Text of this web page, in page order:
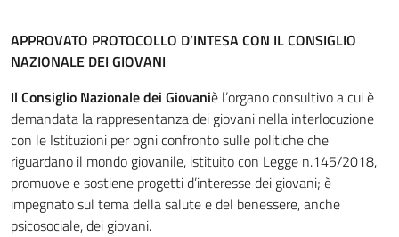
APPROVATO PROTOCOLLO D’INTESA CON IL CONSIGLIO
NAZIONALE DEI GIOVANI
Il Consiglio Nazionale dei Giovaniè l’organo consultivo a cui è
demandata la rappresentanza dei giovani nella interlocuzione
con le Istituzioni per ogni confronto sulle politiche che
riguardano il mondo giovanile, istituito con Legge n.145/2018,
promuove e sostiene progetti d’interesse dei giovani; è
impegnato sul tema della salute e del benessere, anche
psicosociale, dei giovani.